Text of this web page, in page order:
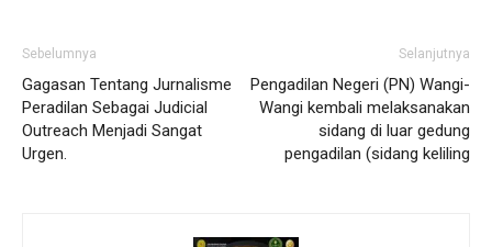
Sebelumnya
Gagasan Tentang Jurnalisme
Peradilan Sebagai Judicial
Outreach Menjadi Sangat
Urgen.
Selanjutnya
Pengadilan Negeri (PN) Wangi-
Wangi kembali melaksanakan
sidang di luar gedung
pengadilan (sidang keliling